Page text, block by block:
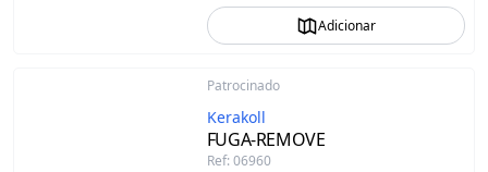
Adicionar
Patrocinado
Kerakoll
FUGA-REMOVE
Ref: 06960